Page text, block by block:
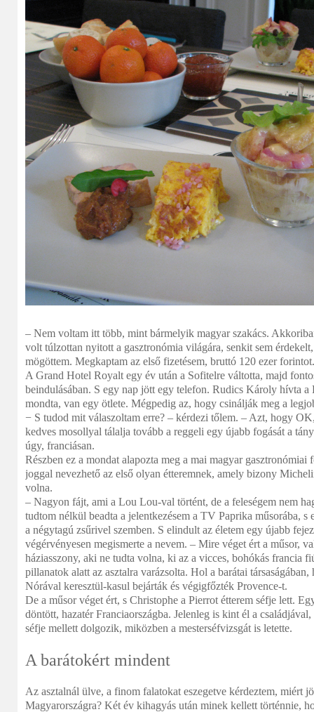
– Nem voltam itt több, mint bármelyik magyar szakács.
volt túlzottan nyitott a gasztronómia világára, senkit sem
mögöttem. Megkaptam az első fizetésem, bruttó 120 ezer forintot.
A Grand Hotel Royalt egy év után a Sofitelre váltotta, majd
beindulásában. S egy nap jött egy telefon. Rudics Károly hívta a
mondta, van egy ötlete. Mégpedig az, hogy csinálják meg a
− S tudod mit válaszoltam erre? – kérdezi tőlem. – Azt, hogy
kedves mosollyal tálalja tovább a reggeli egy újabb fogását a
úgy, franciásan.
Részben ez a mondat alapozta meg a mai magyar
joggal nevezhető az első olyan étteremnek, amely bizony
volna.
– Nagyon fájt, ami a Lou Lou-val történt, de a feleségem nem
tudtom nélkül beadta a jelentkezésem a TV Paprika műsorába, s
a négytagú zsűrivel szemben. S elindult az életem egy újabb
végérvényesen megismerte a nevem. – Mire véget ért a műsor,
háziasszony, aki ne tudta volna, ki az a vicces, bohókás francia
pillanatok alatt az asztalra varázsolta. Hol a barátai
Nórával keresztül-kasul bejárták és végigfőzték Provence-t.
De a műsor véget ért, s Christophe a Pierrot étterem séfje lett.
döntött, hazatér Franciaországba. Jelenleg is kint él a
séfje mellett dolgozik, miközben a mesterséfvizsgát is letette.
A barátokért mindent
Az asztalnál ülve, a finom falatokat eszegetve kérdeztem, miért
Magyarországra? Két év kihagyás után minek kellett történnie,